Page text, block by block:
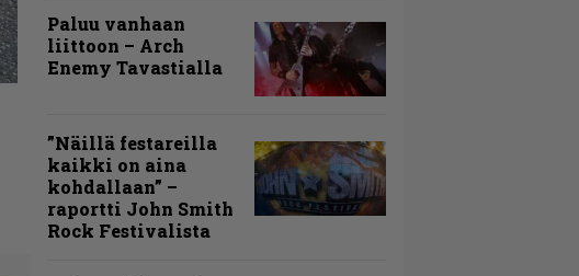
Paluu vanhaan
liittoon – Arch
Enemy Tavastialla
”Näillä festareilla
kaikki on aina
kohdallaan” –
raportti John Smith
Rock Festivalista